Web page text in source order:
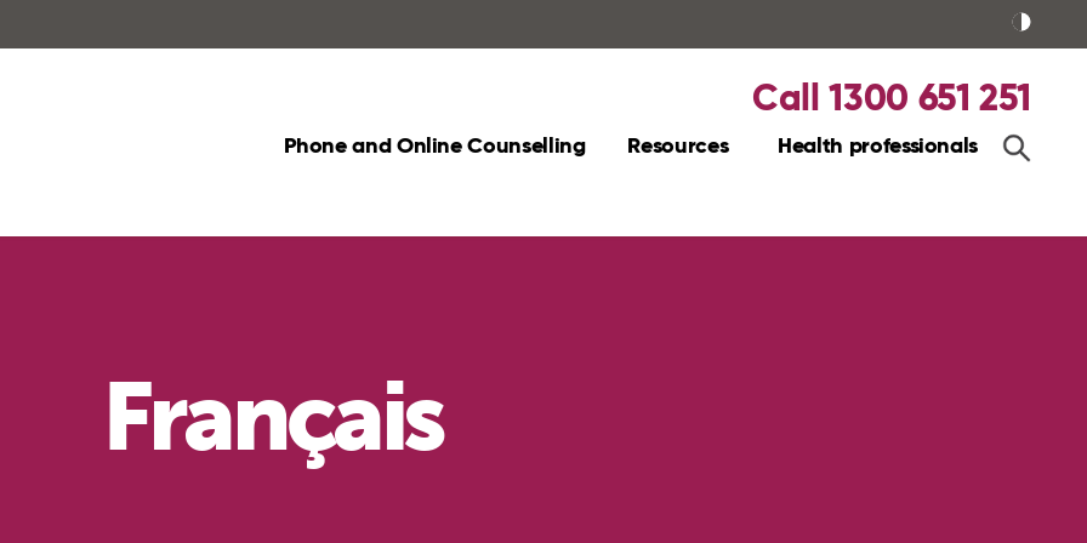
Phone and Online Counselling Resources Health professionals
Call 1300 651 251
Français